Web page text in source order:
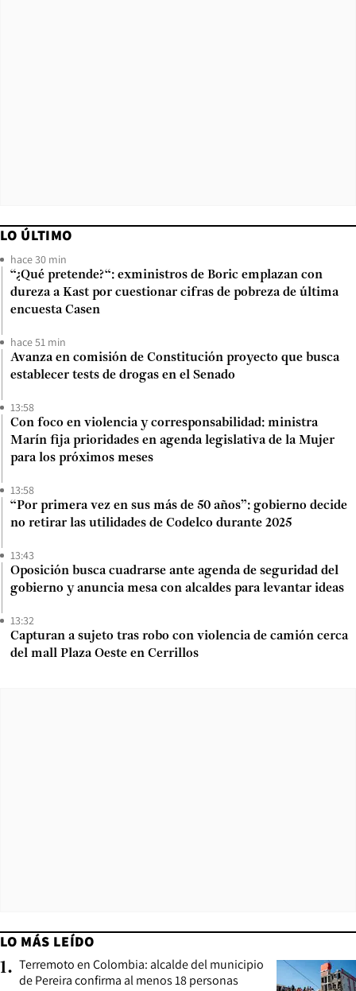
LO ÚLTIMO
hace 30 min
“¿Qué pretende?“: exministros de Boric emplazan con
dureza a Kast por cuestionar cifras de pobreza de última
encuesta Casen
hace 51 min
Avanza en comisión de Constitución proyecto que busca
establecer tests de drogas en el Senado
13:58
Con foco en violencia y corresponsabilidad: ministra
Marín fija prioridades en agenda legislativa de la Mujer
para los próximos meses
13:58
“Por primera vez en sus más de 50 años”: gobierno decide
no retirar las utilidades de Codelco durante 2025
13:43
Oposición busca cuadrarse ante agenda de seguridad del
gobierno y anuncia mesa con alcaldes para levantar ideas
13:32
Capturan a sujeto tras robo con violencia de camión cerca
del mall Plaza Oeste en Cerrillos
LO MÁS LEÍDO
1. Terremoto en Colombia: alcalde del municipio
de Pereira confirma al menos 18 personas